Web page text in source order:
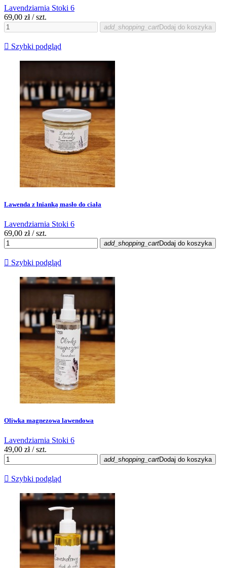
Lavendziarnia Stoki 6
69,00 zł / szt.
add_shopping_cartDodaj do koszyka
 Szybki podgląd
Lawenda z lnianką masło do ciała
Lavendziarnia Stoki 6
69,00 zł / szt.
add_shopping_cartDodaj do koszyka
 Szybki podgląd
Oliwka magnezowa lawendowa
Lavendziarnia Stoki 6
49,00 zł / szt.
add_shopping_cartDodaj do koszyka
 Szybki podgląd